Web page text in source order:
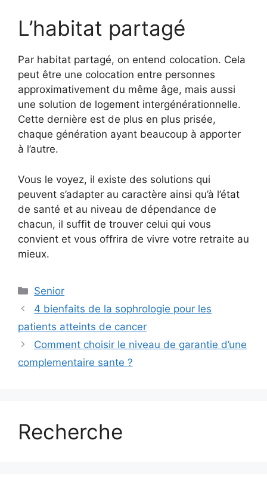
L’habitat partagé
Par habitat partagé, on entend colocation. Cela
peut être une colocation entre personnes
approximativement du même âge, mais aussi
une solution de logement intergénérationnelle.
Cette dernière est de plus en plus prisée,
chaque génération ayant beaucoup à apporter
à l’autre.
Vous le voyez, il existe des solutions qui
peuvent s’adapter au caractère ainsi qu’à l’état
de santé et au niveau de dépendance de
chacun, il suffit de trouver celui qui vous
convient et vous offrira de vivre votre retraite au
mieux.
Catégories
Senior
4 bienfaits de la sophrologie pour les
patients atteints de cancer
Comment choisir le niveau de garantie d’une
complementaire sante ?
Recherche